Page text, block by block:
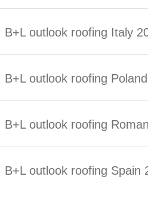
B+L outlook roofing Italy
B+L outlook roofing
B+L outlook roofing
B+L outlook roofing Spain